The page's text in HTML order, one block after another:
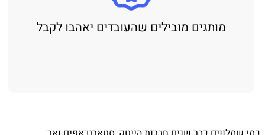
מותגים מובילים שהעובדים יאהבו לקבל